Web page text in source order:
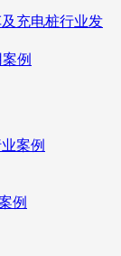
充电桩行业发
例
案例
例